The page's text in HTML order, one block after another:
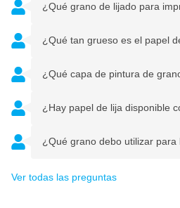
¿Qué grano de lijado para
¿Qué tan grueso es el papel
¿Qué capa de pintura de
¿Hay papel de lija disponible
¿Qué grano debo utilizar para
Ver todas las preguntas